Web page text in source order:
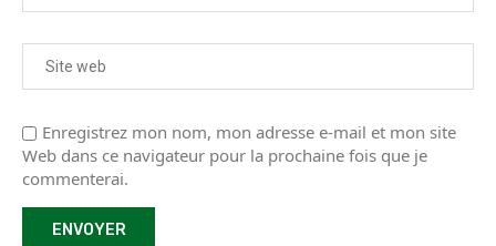
Enregistrez mon nom, mon adresse e-mail et mon site
Web dans ce navigateur pour la prochaine fois que je
commenterai.